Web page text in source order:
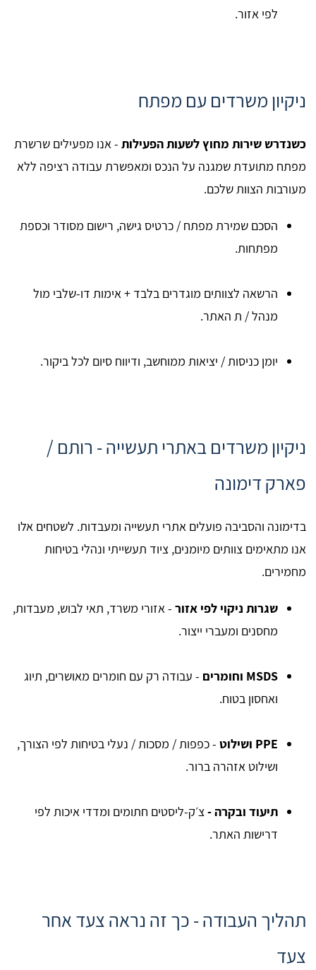
לפי אזור.
ניקיון משרדים עם מפתח
כשנדרש שירות מחוץ לשעות הפעילות - אנו מפעילים שרשרת
מפתח מתועדת שמגנה על הנכס ומאפשרת עבודה רציפה ללא
מעורבות הצוות שלכם.
הסכם שמירת מפתח / כרטיס גישה, רישום מסודר וכספת
מפתחות.
הרשאה לצוותים מוגדרים בלבד + אימות דו-שלבי מול
מנהל / ת האתר.
יומן כניסות / יציאות ממוחשב, ודיווח סיום לכל ביקור.
ניקיון משרדים באתרי תעשייה - רותם /
פארק דימונה
בדימונה והסביבה פועלים אתרי תעשייה ומעבדות. לשטחים אלו
אנו מתאימים צוותים מיומנים, ציוד תעשייתי ונהלי בטיחות
מחמירים.
שגרות ניקוי לפי אזור - אזורי משרד, תאי לבוש, מעבדות,
מחסנים ומעברי ייצור.
MSDS וחומרים
- עבודה רק עם חומרים מאושרים, תיוג
ואחסון בטוח.
PPE ושילוט
- כפפות / מסכות / נעלי בטיחות לפי הצורך,
ושילוט אזהרה ברור.
תיעוד ובקרה -צ׳ק-ליסטים חתומים ומדדי איכות לפי
דרישות האתר.
תהליך העבודה - כך זה נראה צעד אחר
צעד